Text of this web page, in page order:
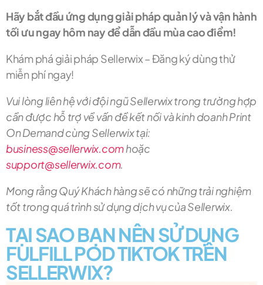
Hãy bắt đầu ứng dụng giải pháp quản lý và vận hành
tối ưu ngay hôm nay để dẫn đầu mùa cao điểm!
Khám phá giải pháp Sellerwix – Đăng ký dùng thử
miễn phí ngay!
Vui lòng liên hệ với đội ngũ Sellerwix trong trường hợp
cần được hỗ trợ về vấn đề kết nối và kinh doanh Print
On Demand cùng Sellerwix tại:
business@sellerwix.comhoặc
support@sellerwix.com.
Mong rằng Quý Khách hàng sẽ có những trải nghiệm
tốt trong quá trình sử dụng dịch vụ của Sellerwix.
TẠI SAO BẠN NÊN SỬ DỤNG
FULFILL POD TIKTOK TRÊN
SELLERWIX?